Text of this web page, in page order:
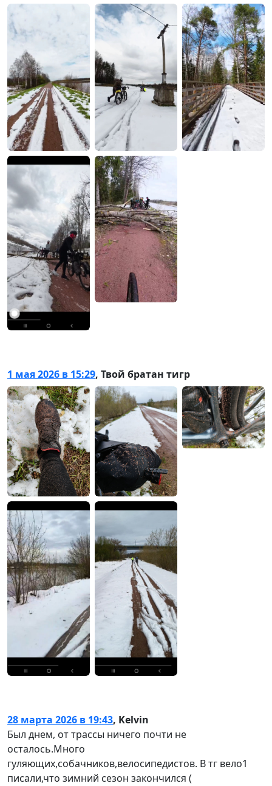
1 мая 2026 в 15:29, Твой братан тигр
28 марта 2026 в 19:43, Kelvin
Был днем, от трассы ничего почти не
осталось.Много
гуляющих,собачников,велосипедистов. В тг вело1
писали,что зимний сезон закончился (